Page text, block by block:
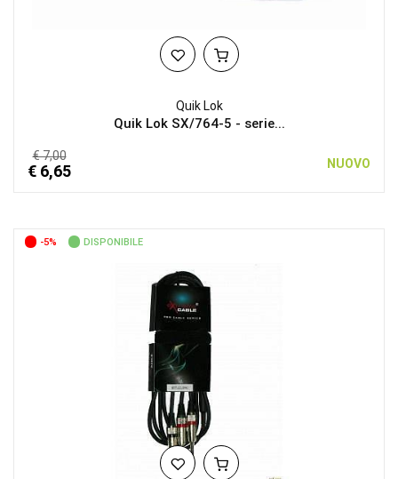
Quik Lok
Quik Lok SX/764-5 - serie...
€ 7,00
€ 6,65 NUOVO
-5% DISPONIBILE